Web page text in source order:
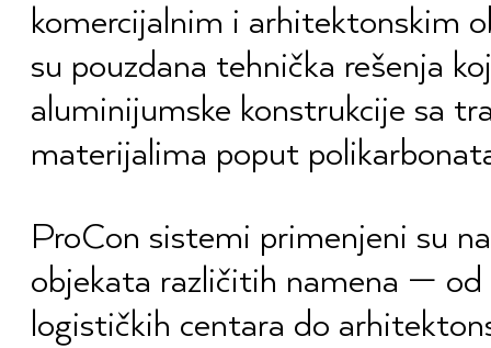
komercijalnim i arhitektonskim
su pouzdana tehnička rešenja
aluminijumske konstrukcije sa
materijalima poput
ProCon sistemi primenjeni su
objekata različitih namena — od
logističkih centara do